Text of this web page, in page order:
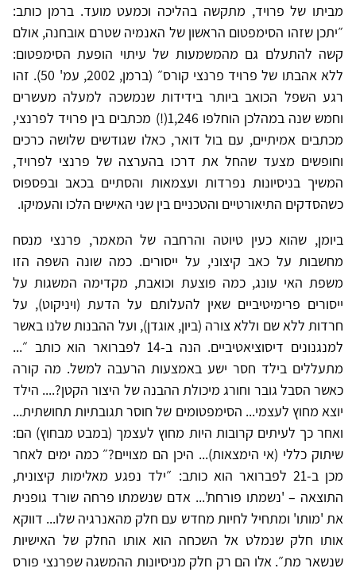
מביתו של פרויד, מתקשה בהליכה וכמעט מועד. ברמן כותב:
״יתכן שזהו הסימפטום הראשון של האנמיה שטרם אובחנה, אולם
קשה להתעלם גם מהמשמעות של עיתוי הופעת הסימפטום:
ללא אהבתו של פרויד פרנצי קורס״ (ברמן, 2002, עמ' 50). זהו
רגע השפל הכואב ביותר בידידות שנמשכה למעלה מעשרים
וחמש שנה במהלכן הוחלפו 1,246(!) מכתבים בין פרויד לפרנצי,
מכתבים אמיתיים, עם בול דואר, כאלו שגודשים שלושה כרכים
וחופשים מצעד שהחל את דרכו בהערצה של פרנצי לפרויד,
המשיך בניסיונות נפרדות ועצמאות והסתיים בכאב ובפספוס
כשהסדקים התיאורטיים והטכניים בין שני האישים הלכו והעמיקו.
ביומן, שהוא כעין טיוטה והרחבה של המאמר, פרנצי מנסח
מחשבות על כאב קיצוני, על ייסורים. כמה שונה השפה הזו
משפת האי עונג, כמה פוצעת וכואבת, מקדימה המשגות על
ייסורים פרימיטיביים שאין להעלותם על הדעת (ויניקוט), על
חרדות ללא שם וללא צורה (ביון, אוגדן), ועל ההבנות שלנו באשר
למנגנונים דיסוציאטיביים. הנה ב-14 לפברואר הוא כותב ״...
מתעללים בילד חסר ישע באמצעות הרעבה למשל. מה קורה
כאשר הסבל גובר וחורג מיכולת ההבנה של היצור הקטן?.... הילד
יוצא מחוץ לעצמי... הסימפטומים של חוסר תגובתיות תחושתית...
ואחר כך לעיתים קרובות היות מחוץ לעצמך (במבט מבחוץ) הם:
שיתוק כללי (אי הימצאות)... היכן הם מצויים?״ כמה ימים לאחר
מכן ב-21 לפברואר הוא כותב: ״ילד נפגע מאלימות קיצונית,
התוצאה – 'נשמתו פורחת'... אדם שנשמתו פרחה שורד גופנית
את 'מותו' ומתחיל לחיות מחדש עם חלק מהאנרגיה שלו... דווקא
אותו חלק שנמלט אל השכחה הוא אותו החלק של האישיות
שנשאר מת״. אלו הם רק חלק מניסיונות ההמשגה שפרנצי פורס